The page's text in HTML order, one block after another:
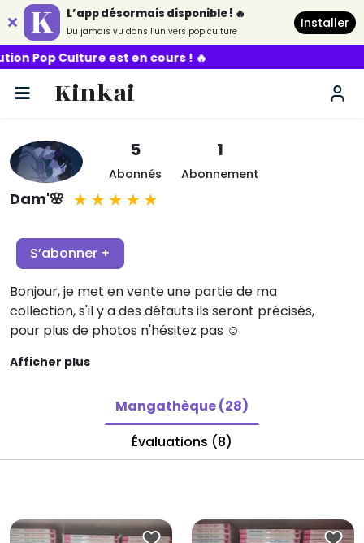
L’app désormais disponible ! 🔥
Du jamais vu dans l’univers pop culture
Installer
Culture est en cours ! 🔥
Kinkai
5
Abonnés
1
Abonnement
Dam'🌸
S’abonner +
Bonjour, je met en vente une partie de ma
collection, s'il y a des défauts ils seront précisés,
pour plus de photos n'hésitez pas ☺️
Afficher plus
Mangathèque (28)
Évaluations (8)